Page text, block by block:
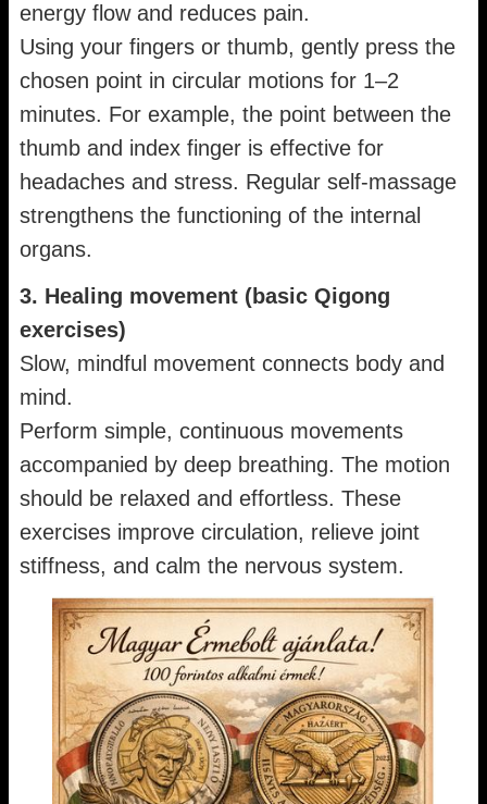
energy flow and reduces pain.
Using your fingers or thumb, gently press the
chosen point in circular motions for 1–2
minutes. For example, the point between the
thumb and index finger is effective for
headaches and stress. Regular self-massage
strengthens the functioning of the internal
organs.
3. Healing movement (basic Qigong
exercises)
Slow, mindful movement connects body and
mind.
Perform simple, continuous movements
accompanied by deep breathing. The motion
should be relaxed and effortless. These
exercises improve circulation, relieve joint
stiffness, and calm the nervous system.